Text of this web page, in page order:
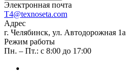
Электронная почта
T4@texnoseta.com
Адрес
г. Челябинск, ул. Автодорожная 1а
Режим работы
Пн. – Пт.: с 8:00 до 17:00